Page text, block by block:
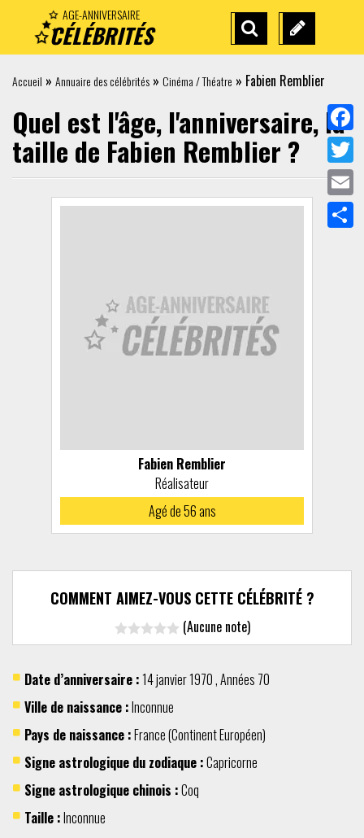
AGE-ANNIVERSAIRE
CÉLÉBRITÉS
RECHERCHE SUGGÉREZ
Accueil » Annuaire des célébrités » Cinéma / Théatre » Fabien Remblier
Quel est l'âge, l'anniversaire, la
taille de Fabien Remblier ?
Fabien Remblier
Réalisateur
Agé de 56 ans
COMMENT AIMEZ-VOUS CETTE CÉLÉBRITÉ ?
(Aucune note)
Date d’anniversaire :14 janvier1970,Années 70
Ville de naissance :Inconnue
Pays de naissance :France(ContinentEuropéen)
Signe astrologique du zodiaque :Capricorne
Signe astrologique chinois :Coq
Taille :Inconnue